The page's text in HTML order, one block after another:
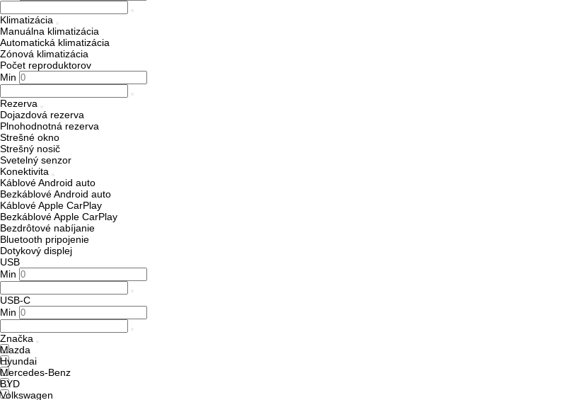
Klimatizácia
Manuálna klimatizácia
Automatická klimatizácia
Zónová klimatizácia
Počet reproduktorov
Min
Rezerva
Dojazdová rezerva
Plnohodnotná rezerva
Strešné okno
Strešný nosič
Svetelný senzor
Konektivita
Káblové Android auto
Bezkáblové Android auto
Káblové Apple CarPlay
Bezkáblové Apple CarPlay
Bezdrôtové nabíjanie
Bluetooth pripojenie
Dotykový displej
USB
Min
USB-C
Min
Značka
Mazda
Hyundai
Mercedes-Benz
BYD
Volkswagen